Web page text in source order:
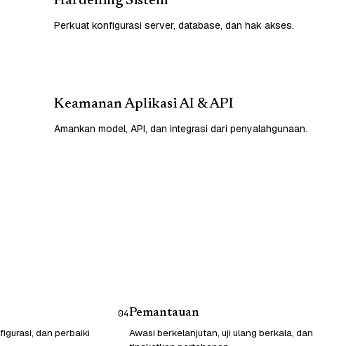
Perkuat konfigurasi server, database, dan hak akses.
Keamanan Aplikasi AI & API
Amankan model, API, dan integrasi dari penyalahgunaan.
dan perbaiki
04Pemantauan
Awasi berkelanjutan, uji ulang berkala, dan